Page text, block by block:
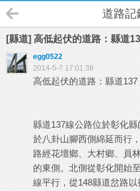
道路記
[縣道] 高低起伏的道路：縣道
egg0522
2014-5-7 17:01:38
高低起伏的道路：縣道137
縣道137線公路位於彰化
於八卦山腳西側綿延而行
路經花壇鄉、大村鄉、員
的東側。北側從彰化開始
線平行，從148縣道岔路